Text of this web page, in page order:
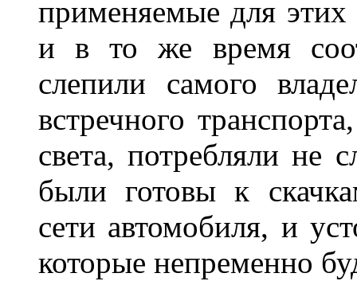
применяемые для
и в то же время
слепили самого
встречного
света, потребляли не
были готовы к
сети автомобиля, и
которые непременно